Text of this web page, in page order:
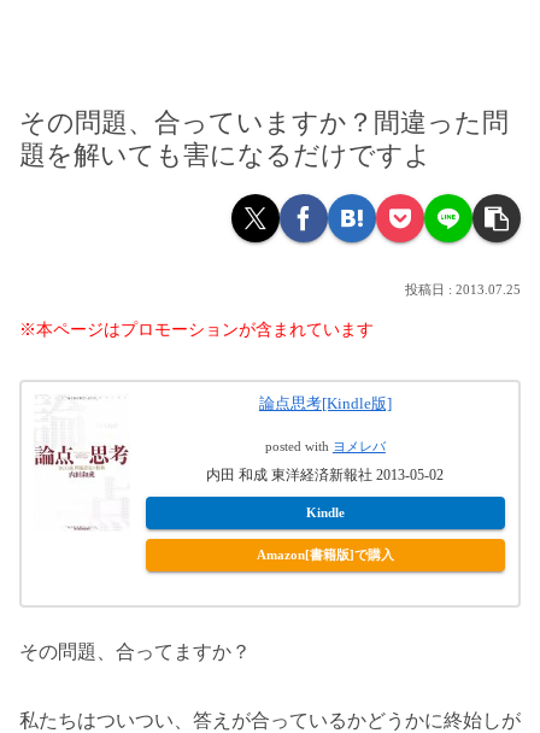
その問題、合っていますか？間違った問
題を解いても害になるだけですよ
2013.07.25
※本ページはプロモーションが含まれています
論点思考[Kindle版]
posted with ヨメレバ
内田 和成 東洋経済新報社 2013-05-02
Kindle
Amazon[書籍版]で購入
その問題、合ってますか？
私たちはついつい、答えが合っているかどうかに終始しが